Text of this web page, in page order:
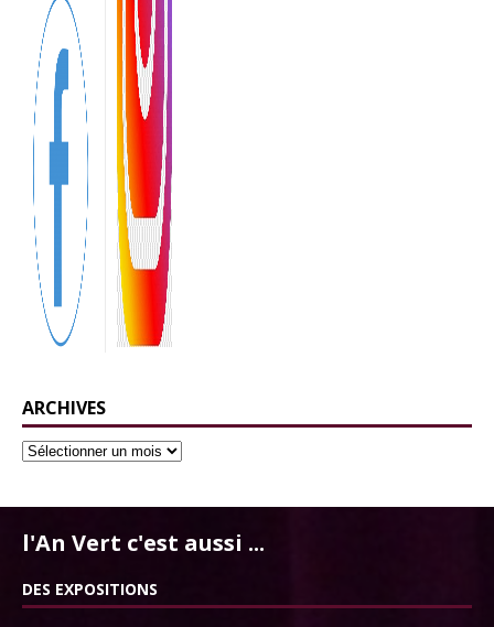
ARCHIVES
l'An Vert c'est aussi ...
DES EXPOSITIONS